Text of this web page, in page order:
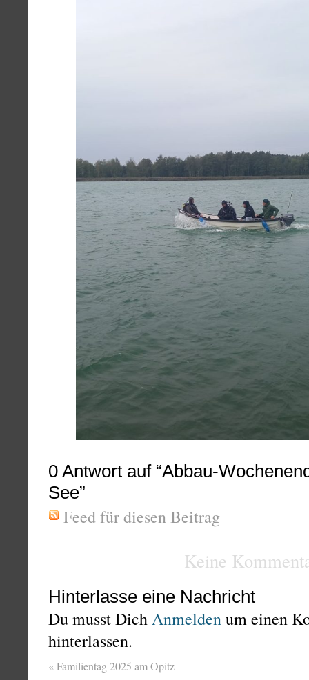
0 Antwort auf “Abbau-
See”
Feed für diesen Beitrag
Keine
Hinterlasse eine Nachricht
Du musst DichAnmeldenum einen
hinterlassen.
«Familientag 2025 am Opitz